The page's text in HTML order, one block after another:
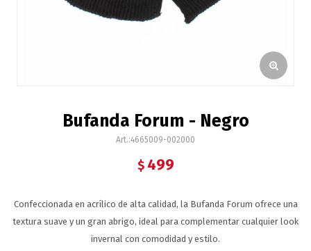
Bufanda Forum - Negro
4665009-002000
$ 499
Confeccionada en acrílico de alta calidad, la Bufanda Forum ofrece una
textura suave y un gran abrigo, ideal para complementar cualquier look
invernal con comodidad y estilo.